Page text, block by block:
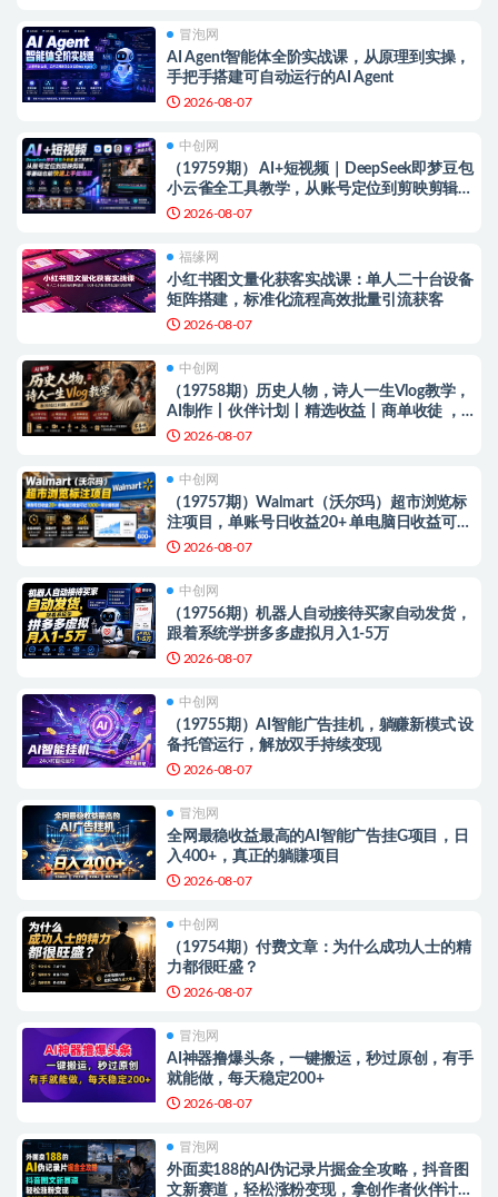
冒泡网
AI Agent智能体全阶实战课，从原理到实操，
手把手搭建可自动运行的AI Agent
2026-08-07
中创网
（19759期） AI+短视频｜DeepSeek即梦豆包
小云雀全工具教学，从账号定位到剪映剪辑，
零基础也能快速上手做爆款
2026-08-07
福缘网
小红书图文量化获客实战课：单人二十台设备
矩阵搭建，标准化流程高效批量引流获客
2026-08-07
中创网
（19758期）历史人物，诗人一生Vlog教学，
AI制作丨伙伴计划丨精选收益丨商单收徒 ，
新领域红利期，抓紧做
2026-08-07
中创网
（19757期）Walmart（沃尔玛）超市浏览标
注项目，单账号日收益20+ 单电脑日收益可达
1000+带分佣机制
2026-08-07
中创网
（19756期）机器人自动接待买家自动发货，
跟着系统学拼多多虚拟月入1-5万
2026-08-07
中创网
（19755期）AI智能广告挂机，躺赚新模式 设
备托管运行，解放双手持续变现
2026-08-07
冒泡网
全网最稳收益最高的AI智能广告挂G项目，日
入400+，真正的躺賺项目
2026-08-07
中创网
（19754期）付费文章：为什么成功人士的精
力都很旺盛？
2026-08-07
冒泡网
AI神器撸爆头条，一键搬运，秒过原创，有手
就能做，每天稳定200+
2026-08-07
冒泡网
外面卖188的AI伪记录片掘金全攻略，抖音图
文新赛道，轻松涨粉变现，拿创作者伙伴计划